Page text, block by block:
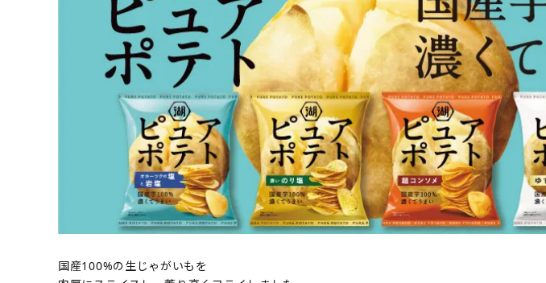
国産100%の生じゃがいもを